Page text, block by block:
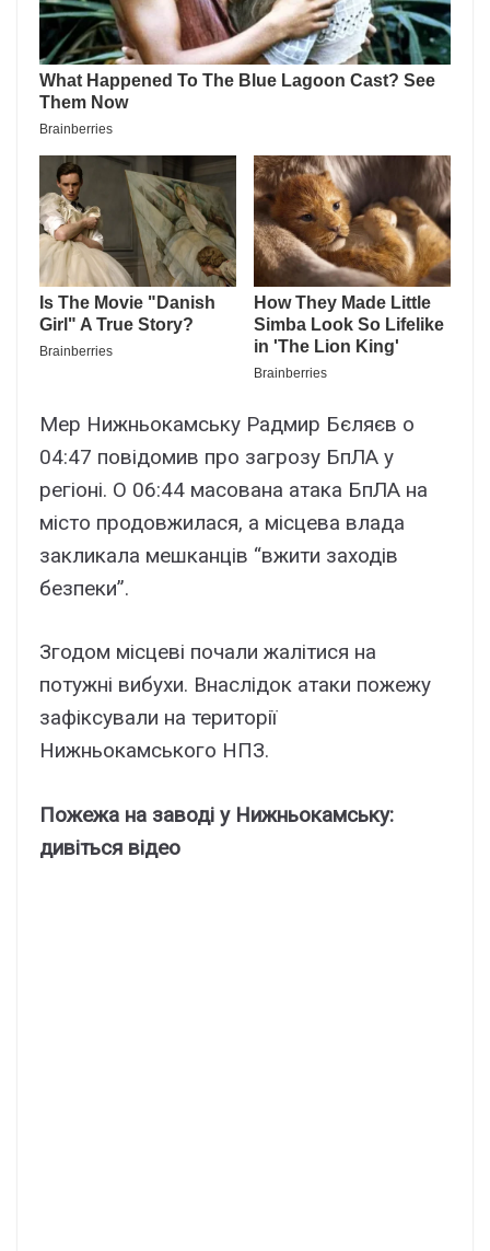
Мер Нижньокамську Радмир Бєляєв о
04:47 повідомив про загрозу БпЛА у
регіоні. О 06:44 масована атака БпЛА на
місто продовжилася, а місцева влада
закликала мешканців “вжити заходів
безпеки”.
Згодом місцеві почали жалітися на
потужні вибухи. Внаслідок атаки пожежу
зафіксували на території
Нижньокамського НПЗ.
Пожежа на заводі у Нижньокамську:
дивіться відео